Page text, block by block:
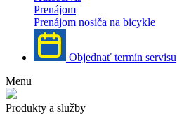
Prenájom
Prenájom nosiča na bicykle
Objednať termín servisu
Menu
Produkty a služby